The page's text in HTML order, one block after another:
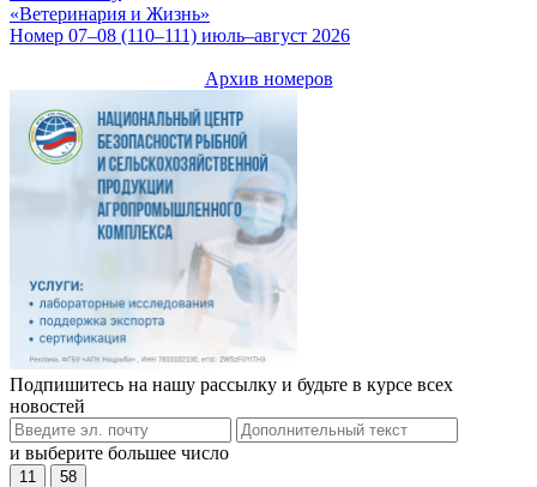
«Ветеринария и Жизнь»
Номер 07–08 (110–111) июль–август 2026
Архив номеров
Подпишитесь на нашу рассылку и будьте в курсе всех
новостей
и выберите большее число
11 58